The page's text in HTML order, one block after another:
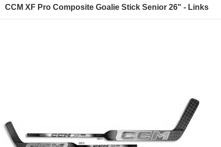
CCM XF Pro Composite Goalie Stick Senior 26" - Links